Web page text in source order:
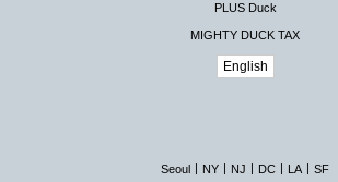
PLUS Duck
MIGHTY DUCK TAX
English
Seoul NY NJ DC LA SF